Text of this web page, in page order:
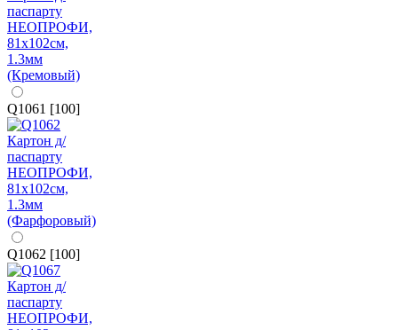
Q1061 [100]
Q1062 [100]